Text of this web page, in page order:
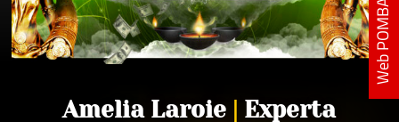
Amelia Laroie
Experta